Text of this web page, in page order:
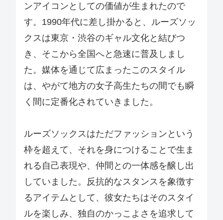
ンアイコンとしての価値が生まれたので
す。1990年代に差し掛かると、ルーズソッ
クスは東京・渋谷のギャル文化と結びつ
き、そこから全国へと急速に普及しまし
た。媒体を通じて広まったこのスタイル
は、やがて地方の女子高生たちの間でも瞬
く間に定番化されていきました。
ルーズソックスはただファッションという
枠を超えて、それを身につけることで生ま
れる自己表現や、仲間との一体感を醸し出
していました。反抗的なスタンスを象徴す
るアイテムとして、彼女たちはそのスタイ
ルを楽しみ、独自のかっこよさを追求して